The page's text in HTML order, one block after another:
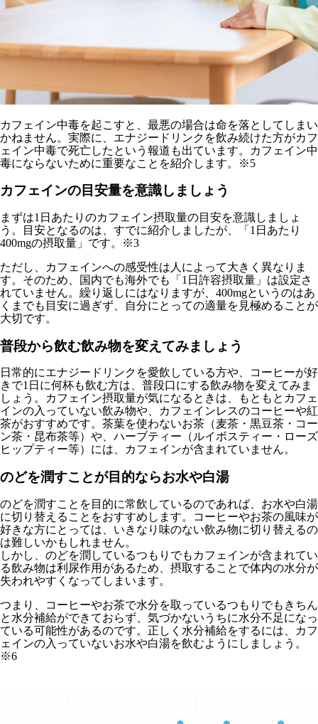
カフェイン中毒を起こすと、最悪の場合は命を落としてしまい
かねません。実際に、エナジードリンクを飲み続けた方がカフ
ェイン中毒で死亡したという報道も出ています。カフェイン中
毒にならないために重要なことを紹介します。※5
カフェインの目安量を意識しましょう
まずは1日あたりのカフェイン摂取量の目安を意識しましょ
う。目安となるのは、すでに紹介しましたが、「1日あたり
400mgの摂取量」です。※3
ただし、カフェインへの感受性は人によって大きく異なりま
す。そのため、国内でも海外でも「1日許容摂取量」は設定さ
れていません。繰り返しにはなりますが、400mgというのはあ
くまでも目安に過ぎず、自分にとっての適量を見極めることが
大切です。
普段から飲む飲み物を変えてみましょう
日常的にエナジードリンクを愛飲している方や、コーヒーが好
きで1日に何杯も飲む方は、普段口にする飲み物を変えてみま
しょう。カフェイン摂取量が気になるときは、もともとカフェ
インの入っていない飲み物や、カフェインレスのコーヒーや紅
茶がおすすめです。茶葉を使わないお茶（麦茶・黒豆茶・コー
ン茶・昆布茶等）や、ハーブティー（ルイボスティー・ローズ
ヒップティー等）には、カフェインが含まれていません。
のどを潤すことが目的ならお水や白湯
のどを潤すことを目的に常飲しているのであれば、お水や白湯
に切り替えることをおすすめします。コーヒーやお茶の風味が
好きな方にとっては、いきなり味のない飲み物に切り替えるの
は難しいかもしれません。
しかし、のどを潤しているつもりでもカフェインが含まれてい
る飲み物は利尿作用があるため、摂取することで体内の水分が
失われやすくなってしまいます。
つまり、コーヒーやお茶で水分を取っているつもりでもきちん
と水分補給ができておらず、気づかないうちに水分不足になっ
ている可能性があるのです。正しく水分補給をするには、カフ
ェインの入っていないお水や白湯を飲むようにしましょう。
※6